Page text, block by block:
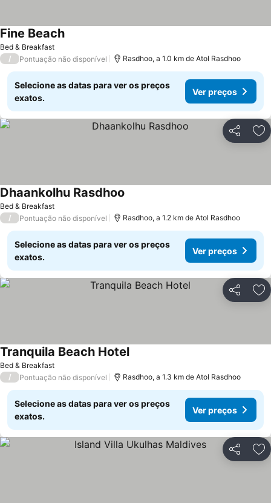
Bed & Breakfast
Fine BeachVer preços
/ Pontuação não disponível Rasdhoo, a 1.0 km de Atol Rasdhoo
Selecione as datas para ver os preços
exatos.
Ver preços
Partilhar
Bed & Breakfast
Dhaankolhu Rasdhoo
/ Pontuação não disponível Rasdhoo, a 1.2 km de Atol Rasdhoo
Selecione as datas para ver os preços
exatos.
Ver preços
Partilhar
Bed & Breakfast
Tranquila Beach HotelVer preços
/ Pontuação não disponível Rasdhoo, a 1.3 km de Atol Rasdhoo
Selecione as datas para ver os preços
exatos.
Ver preços
Partilhar